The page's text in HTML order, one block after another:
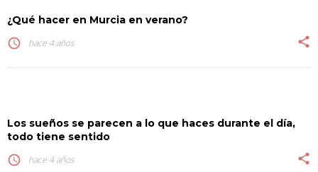
¿Qué hacer en Murcia en verano?
access_time hace 4 años share
Los sueños se parecen a lo que haces durante el día,
todo tiene sentido
access_time hace 4 años share